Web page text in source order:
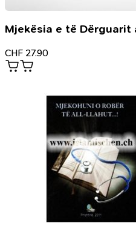
Mjekësia e të Dërguarit
CHF 27.90